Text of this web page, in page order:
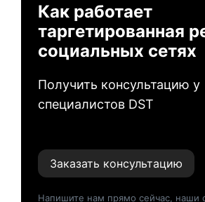
Как работает
таргетированная
социальных сетях
Получить консультацию у
специалистов DST
Заказать консультацию
Напишите нам прямо сейчас, наши